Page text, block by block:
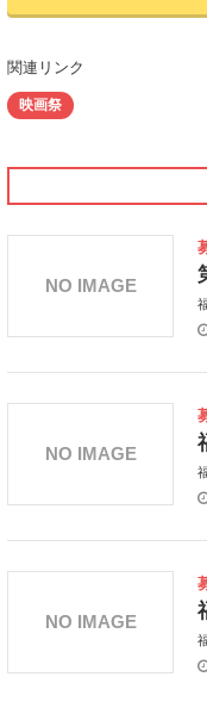
関連リンク
映画祭
NO IMAGE
NO IMAGE
NO IMAGE